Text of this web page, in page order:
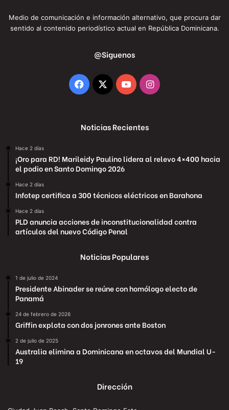
Medio de comunicación e información alternativo, que procura dar
sentido al contenido periodístico actual en República Dominicana.
@Siguenos
Facebook
X YouTubeInstagram
Noticias Recientes
Hace 2 días
¡Oro para RD! Marileidy Paulino lidera al relevo 4×400 hacia
el podio en Santo Domingo 2026
Hace 2 días
Infotep certifica a 300 técnicos eléctricos en Barahona
Hace 2 días
PLD anuncia acciones de inconstitucionalidad contra
artículos del nuevo Código Penal
Noticias Populares
1 de julio de 2024
Presidente Abinader se reúne con homólogo electo de
Panamá
24 de febrero de 2026
Griffin explota con dos jonrones ante Boston
2 de julio de 2025
Australia elimina a Dominicana en octavos del Mundial U-
19
Dirección